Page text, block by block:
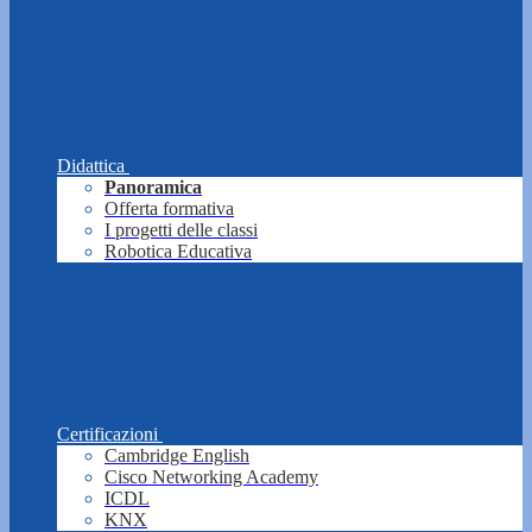
Didattica
Panoramica
Offerta formativa
I progetti delle classi
Robotica Educativa
Certificazioni
Cambridge English
Cisco Networking Academy
ICDL
KNX